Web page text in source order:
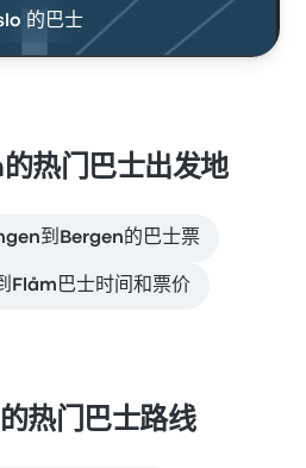
的巴士
热门巴士出发地
到Bergen的巴士票
Flåm巴士时间和票价
热门巴士路线